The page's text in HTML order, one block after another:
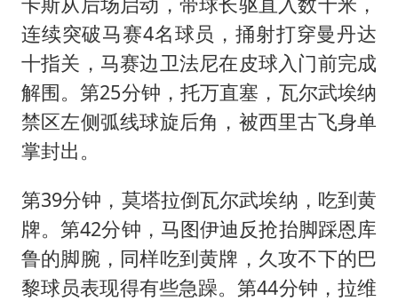
连续突破马赛4名球员，捅射打穿曼丹达
十指关，马赛边卫法尼在皮球入门前完成
解围。第25分钟，托万直塞，瓦尔武埃纳
禁区左侧弧线球旋后角，被西里古飞身单
掌封出。
第39分钟，莫塔拉倒瓦尔武埃纳，吃到黄
牌。第42分钟，马图伊迪反抢抬脚踩恩库
鲁的脚腕，同样吃到黄牌，久攻不下的巴
黎球员表现得有些急躁。第44分钟，拉维